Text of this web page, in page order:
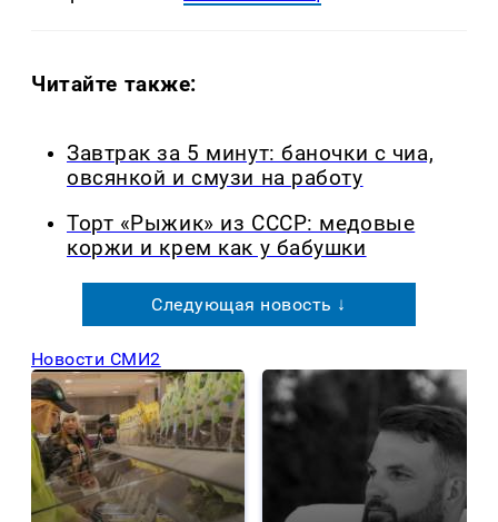
Читайте также:
Завтрак за 5 минут: баночки с чиа,
овсянкой и смузи на работу
Торт «Рыжик» из СССР: медовые
коржи и крем как у бабушки
Следующая новость ↓
Новости СМИ2